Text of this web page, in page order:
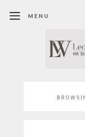
MENU